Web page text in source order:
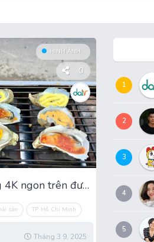
HÌNH ẢNH
0
Quán Hàu Nướng 4K ngon trên đường Tân Kỳ Tân Quý
sản TP. Hồ Chí Minh
Tháng 3 9, 2025
1
2
3
4
5